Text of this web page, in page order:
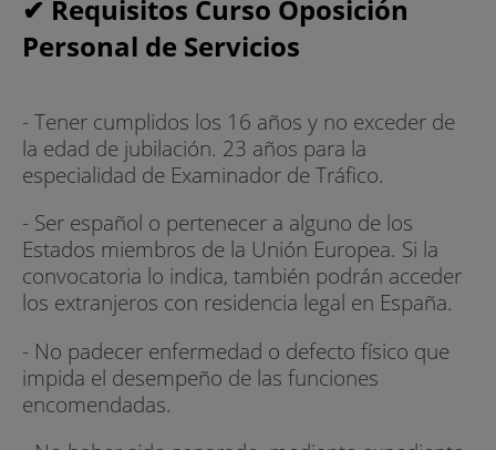
✔ Requisitos Curso Oposición
Personal de Servicios
- Tener cumplidos los 16 años y no exceder de
la edad de jubilación. 23 años para la
especialidad de Examinador de Tráfico.
- Ser español o pertenecer a alguno de los
Estados miembros de la Unión Europea. Si la
convocatoria lo indica, también podrán acceder
los extranjeros con residencia legal en España.
- No padecer enfermedad o defecto físico que
impida el desempeño de las funciones
encomendadas.